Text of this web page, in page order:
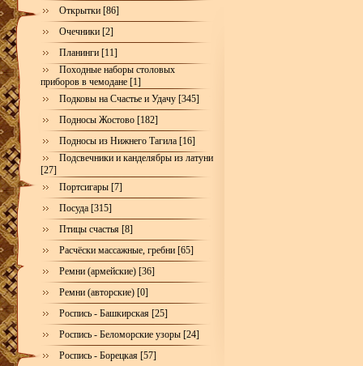
Открытки [86]
Очечники [2]
Планинги [11]
Походные наборы столовых
приборов в чемодане [1]
Подковы на Счастье и Удачу [345]
Подносы Жостово [182]
Подносы из Нижнего Тагила [16]
Подсвечники и канделябры из латуни
[27]
Портсигары [7]
Посуда [315]
Птицы счастья [8]
Расчёски массажные, гребни [65]
Ремни (армейские) [36]
Ремни (авторские) [0]
Роспись - Башкирская [25]
Роспись - Беломорские узоры [24]
Роспись - Борецкая [57]